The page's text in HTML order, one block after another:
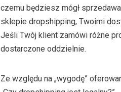
czemu będziesz mógł
sklepie dropshipping, Twoimi
Jeśli Twój klient zamówi różne
dostarczone oddzielnie.
Ze względu na „wygodę”